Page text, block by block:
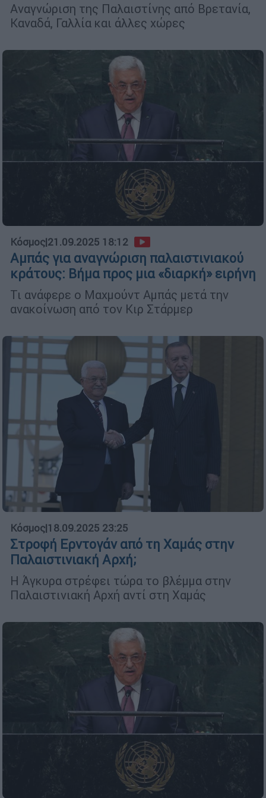
Αναγνώριση της Παλαιστίνης από Βρετανία,
Καναδά, Γαλλία και άλλες χώρες
Κόσμος|21.09.2025 18:12
Αμπάς για αναγνώριση παλαιστινιακού
κράτους: Βήμα προς μια «διαρκή» ειρήνη
Τι ανάφερε ο Μαχμούντ Αμπάς μετά την
ανακοίνωση από τον Κιρ Στάρμερ
Κόσμος|18.09.2025 23:25
Στροφή Ερντογάν από τη Χαμάς στην
Παλαιστινιακή Αρχή;
Η Άγκυρα στρέφει τώρα το βλέμμα στην
Παλαιστινιακή Αρχή αντί στη Χαμάς